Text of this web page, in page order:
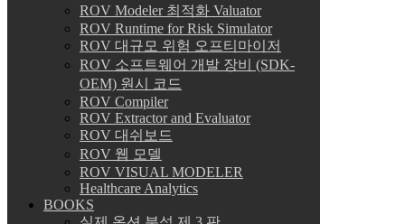
ROV Modeler 최적화 Valuator
ROV Runtime for Risk Simulator
ROV 대규모 위험 오프티마이저
ROV 소프트웨어 개발 장비 (SDK-
OEM) 원시 코드
ROV Compiler
ROV Extractor and Evaluator
ROV 대쉬보드
ROV 웹 모델
ROV VISUAL MODELER
Healthcare Analytics
BOOKS